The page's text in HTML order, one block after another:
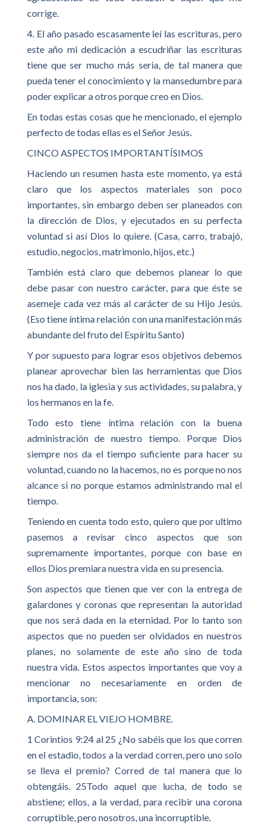
corrige.
4. El año pasado escasamente leí las escrituras, pero
este año mi dedicación a escudriñar las escrituras
tiene que ser mucho más seria, de tal manera que
pueda tener el conocimiento y la mansedumbre para
poder explicar a otros porque creo en Dios.
En todas estas cosas que he mencionado, el ejemplo
perfecto de todas ellas es el Señor Jesús.
CINCO ASPECTOS IMPORTANTÍSIMOS
Haciendo un resumen hasta este momento, ya está
claro que los aspectos materiales son poco
importantes, sin embargo deben ser planeados con
la dirección de Dios, y ejecutados en su perfecta
voluntad si así Dios lo quiere. (Casa, carro, trabajó,
estudio, negocios, matrimonio, hijos, etc.)
También está claro que debemos planear lo que
debe pasar con nuestro carácter, para que éste se
asemeje cada vez más al carácter de su Hijo Jesús.
(Eso tiene íntima relación con una manifestación más
abundante del fruto del Espíritu Santo)
Y por supuesto para lograr esos objetivos debemos
planear aprovechar bien las herramientas que Dios
nos ha dado, la iglesia y sus actividades, su palabra, y
los hermanos en la fe.
Todo esto tiene íntima relación con la buena
administración de nuestro tiempo. Porque Dios
siempre nos da el tiempo suficiente para hacer su
voluntad, cuando no la hacemos, no es porque no nos
alcance si no porque estamos administrando mal el
tiempo.
Teniendo en cuenta todo esto, quiero que por ultimo
pasemos a revisar cinco aspectos que son
supremamente importantes, porque con base en
ellos Dios premiara nuestra vida en su presencia.
Son aspectos que tienen que ver con la entrega de
galardones y coronas que representan la autoridad
que nos será dada en la eternidad. Por lo tanto son
aspectos que no pueden ser olvidados en nuestros
planes, no solamente de este año sino de toda
nuestra vida. Estos aspectos importantes que voy a
mencionar no necesariamente en orden de
importancia, son:
A. DOMINAR EL VIEJO HOMBRE.
1 Corintios 9:24 al 25 ¿No sabéis que los que corren
en el estadio, todos a la verdad corren, pero uno solo
se lleva el premio? Corred de tal manera que lo
obtengáis. 25Todo aquel que lucha, de todo se
abstiene; ellos, a la verdad, para recibir una corona
corruptible, pero nosotros, una incorruptible.